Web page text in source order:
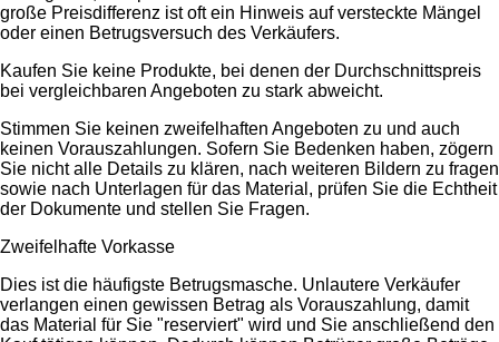
große Preisdifferenz ist oft ein Hinweis auf versteckte Mängel
oder einen Betrugsversuch des Verkäufers.
Kaufen Sie keine Produkte, bei denen der Durchschnittspreis
bei vergleichbaren Angeboten zu stark abweicht.
Stimmen Sie keinen zweifelhaften Angeboten zu und auch
keinen Vorauszahlungen. Sofern Sie Bedenken haben, zögern
Sie nicht alle Details zu klären, nach weiteren Bildern zu fragen
sowie nach Unterlagen für das Material, prüfen Sie die Echtheit
der Dokumente und stellen Sie Fragen.
Zweifelhafte Vorkasse
Dies ist die häufigste Betrugsmasche. Unlautere Verkäufer
verlangen einen gewissen Betrag als Vorauszahlung, damit
das Material für Sie "reserviert" wird und Sie anschließend den